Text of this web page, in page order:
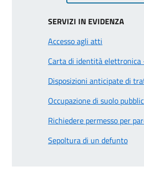
SERVIZI IN EVIDENZA
Accesso agli atti
Carta di identità elettronica
Disposizioni anticipate di
Occupazione di suolo
Richiedere permesso per
Sepoltura di un defunto